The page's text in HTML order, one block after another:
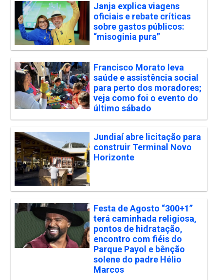
Janja explica viagens
oficiais e rebate críticas
sobre gastos públicos:
“misoginia pura”
Francisco Morato leva
saúde e assistência social
para perto dos moradores;
veja como foi o evento do
último sábado
Jundiaí abre licitação para
construir Terminal Novo
Horizonte
Festa de Agosto “300+1”
terá caminhada religiosa,
pontos de hidratação,
encontro com fiéis do
Parque Payol e bênção
solene do padre Hélio
Marcos